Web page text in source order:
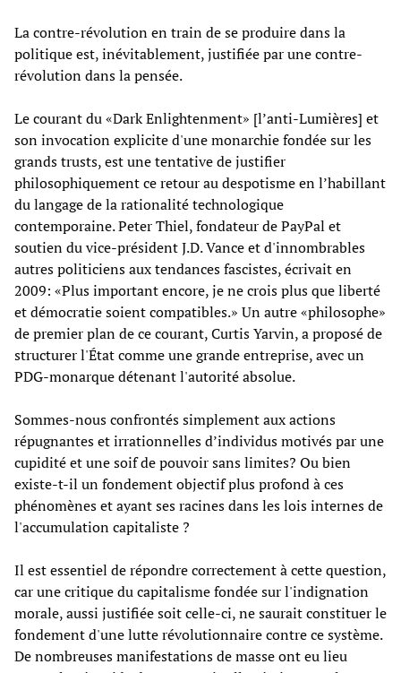
La contre-révolution en train de se produire dans la
politique est, inévitablement, justifiée par une contre-
révolution dans la pensée.
Le courant du «Dark Enlightenment» [l’anti-Lumières] et
son invocation explicite d'une monarchie fondée sur les
grands trusts, est une tentative de justifier
philosophiquement ce retour au despotisme en l’habillant
du langage de la rationalité technologique
contemporaine. Peter Thiel, fondateur de PayPal et
soutien du vice-président J.D. Vance et d'innombrables
autres politiciens aux tendances fascistes, écrivait en
2009: «Plus important encore, je ne crois plus que liberté
et démocratie soient compatibles.» Un autre «philosophe»
de premier plan de ce courant, Curtis Yarvin, a proposé de
structurer l'État comme une grande entreprise, avec un
PDG-monarque détenant l'autorité absolue.
Sommes-nous confrontés simplement aux actions
répugnantes et irrationnelles d’individus motivés par une
cupidité et une soif de pouvoir sans limites? Ou bien
existe-t-il un fondement objectif plus profond à ces
phénomènes et ayant ses racines dans les lois internes de
l'accumulation capitaliste ?
Il est essentiel de répondre correctement à cette question,
car une critique du capitalisme fondée sur l'indignation
morale, aussi justifiée soit celle-ci, ne saurait constituer le
fondement d'une lutte révolutionnaire contre ce système.
De nombreuses manifestations de masse ont eu lieu